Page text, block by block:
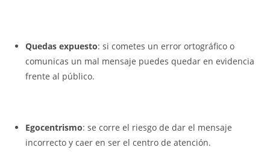
Quedas expuesto: si cometes un error ortográfico o
comunicas un mal mensaje puedes quedar en evidencia
frente al público.
Egocentrismo: se corre el riesgo de dar el mensaje
incorrecto y caer en ser el centro de atención.